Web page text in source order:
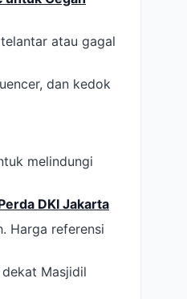
atau gagal
dan kedok
melindungi
DKI Jakarta
Harga referensi
Masjidil